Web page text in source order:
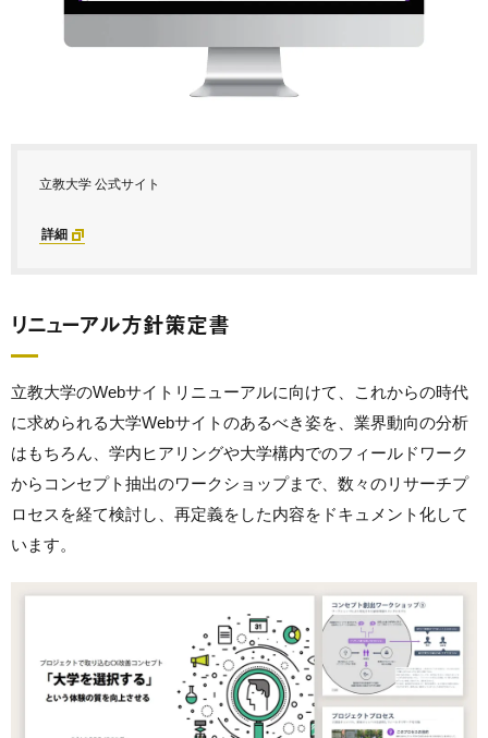
立教大学 公式サイト
詳細
リニューアル方針策定書
立教大学のWebサイトリニューアルに向けて、これからの時代
に求められる大学Webサイトのあるべき姿を、業界動向の分析
はもちろん、学内ヒアリングや大学構内でのフィールドワーク
からコンセプト抽出のワークショップまで、数々のリサーチプ
ロセスを経て検討し、再定義をした内容をドキュメント化して
います。